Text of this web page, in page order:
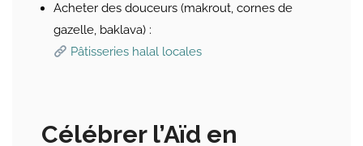
Acheter des douceurs (makrout, cornes de
gazelle, baklava) :
Pâtisseries halal locales
Célébrer l’Aïd en